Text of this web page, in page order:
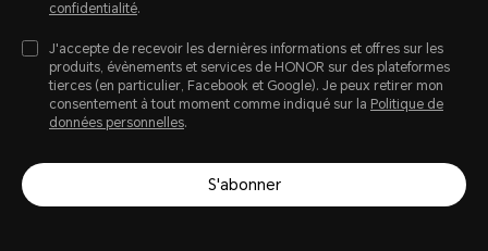
confidentialité.
J'accepte de recevoir les dernières informations et offres sur les
produits, évènements et services de HONOR sur des plateformes
tierces (en particulier, Facebook et Google). Je peux retirer mon
consentement à tout moment comme indiqué sur la Politique de
données personnelles.
S'abonner